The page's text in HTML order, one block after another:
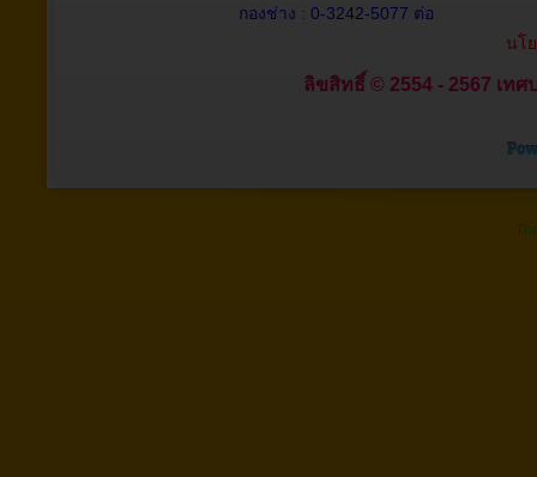
กองช่าง : 0-3242-5077 ต่อ
นโ
ลิขสิทธิ์ © 2554 - 2567 เท